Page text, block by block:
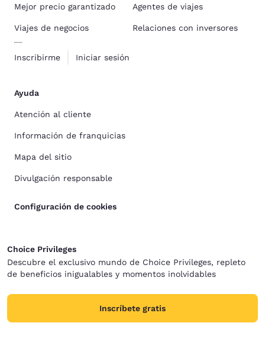
Mejor precio garantizado
Viajes de negocios
Inscribirme Iniciar sesión
Agentes de viajes
Relaciones con inversores
Ayuda
Atención al cliente
Información de franquicias
Mapa del sitio
Divulgación responsable
Configuración de cookies
Choice Privileges
Descubre el exclusivo mundo de Choice Privileges, repleto
de beneficios inigualables y momentos inolvidables
Inscríbete gratis